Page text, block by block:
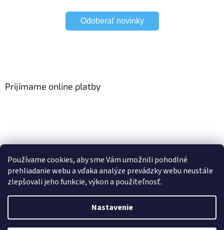
Používame cookies, aby sme Vám umožnili pohodlné
prehliadanie webu a vďaka analýze prevádzky webu neustále
zlepšovali jeho funkcie, výkon a použiteľnosť.
Nastavenie
Odoberať novinky
Prijímame online platby